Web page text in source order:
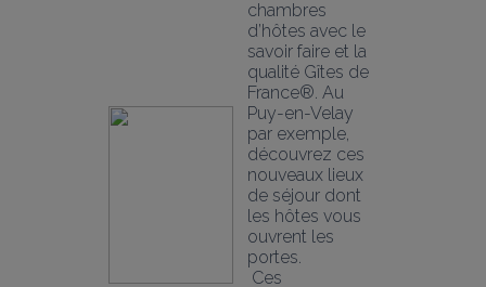
chambres
d’hôtes avec le
savoir faire et la
qualité Gîtes de
France®. Au
Puy-en-Velay
par exemple,
découvrez ces
nouveaux lieux
de séjour dont
les hôtes vous
ouvrent les
portes.